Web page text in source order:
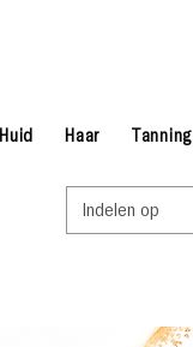
Huid Haar Tanning
Indelen op